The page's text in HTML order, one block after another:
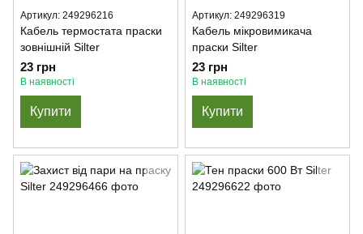
Артикул: 249296216
Кабель термостата праски
зовнішній Silter
23 грн
В наявності
Купити
Артикул: 249296319
Кабель мікровимикача
праски Silter
23 грн
В наявності
Купити